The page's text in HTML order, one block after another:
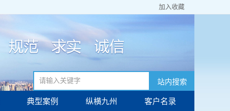
加入收藏
站内搜索
典型案例 纵横九州 客户名录